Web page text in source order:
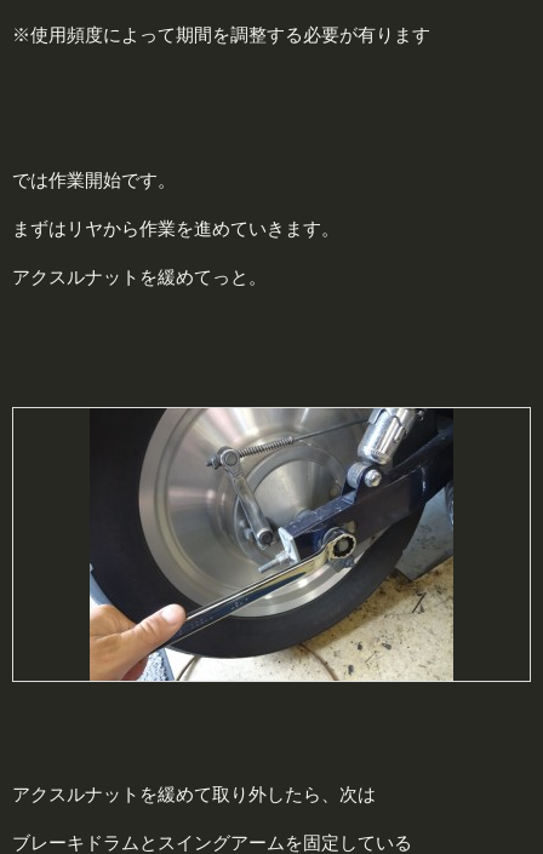
※使用頻度によって期間を調整する必要が有ります
では作業開始です。
まずはリヤから作業を進めていきます。
アクスルナットを緩めてっと。
アクスルナットを緩めて取り外したら、次は
ブレーキドラムとスイングアームを固定している